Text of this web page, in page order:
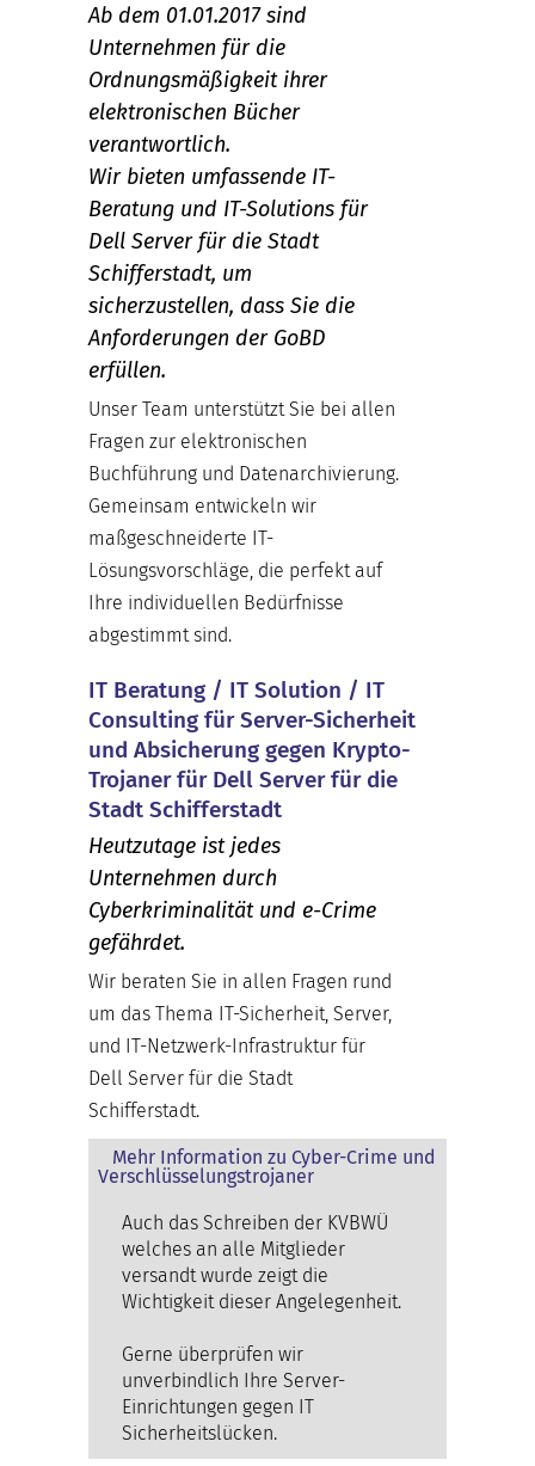
Ab dem 01.01.2017 sind
Unternehmen für die
Ordnungsmäßigkeit ihrer
elektronischen Bücher
verantwortlich.
Wir bieten umfassende IT-
Beratung und IT-Solutions für
Dell Server für die Stadt
Schifferstadt, um
sicherzustellen, dass Sie die
Anforderungen der GoBD
erfüllen.
Unser Team unterstützt Sie bei allen
Fragen zur elektronischen
Buchführung und Datenarchivierung.
Gemeinsam entwickeln wir
maßgeschneiderte IT-
Lösungsvorschläge, die perfekt auf
Ihre individuellen Bedürfnisse
abgestimmt sind.
IT Beratung / IT Solution / IT
Consulting für Server-Sicherheit
und Absicherung gegen Krypto-
Trojaner für Dell Server für die
Stadt Schifferstadt
Heutzutage ist jedes
Unternehmen durch
Cyberkriminalität und e-Crime
gefährdet.
Wir beraten Sie in allen Fragen rund
um das Thema IT-Sicherheit, Server,
und IT-Netzwerk-Infrastruktur für
Dell Server für die Stadt
Schifferstadt.
Mehr Information zu Cyber-Crime und
Verschlüsselungstrojaner
Auch das Schreiben der KVBWÜ
welches an alle Mitglieder
versandt wurde zeigt die
Wichtigkeit dieser Angelegenheit.
Gerne überprüfen wir
unverbindlich Ihre Server-
Einrichtungen gegen IT
Sicherheitslücken.